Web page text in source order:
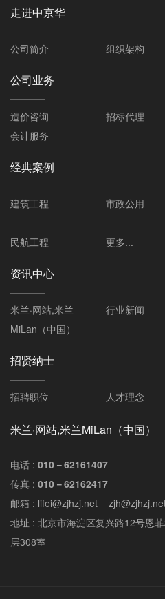
走进中京华
公司简介 组织架构
公司业务
造价咨询 招标代理
会计服务
经典案例
建筑工程 市政公用
民航工程
更多...
资讯中心
米兰·网站,米兰
MiLan（中国）
行业新闻
招贤纳士
招聘职位 人才理念
米兰·网站,米兰MiLan（中国）
电话 : 010－62161407
传真 : 010－62162417
邮箱 : lifei@zjhzj.net
地址 : 北京市海淀区复兴路12号恩
层308室